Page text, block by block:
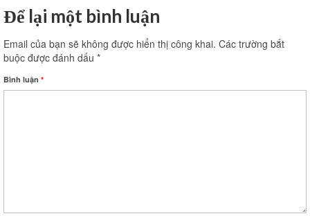
Xây dựng phần thô
Thi công xây dựng hoàn thiện
Để lại một bình luận
Email của bạn sẽ không được hiển thị công khai. Các trường bắt
buộc được đánh dấu *
Bình luận *